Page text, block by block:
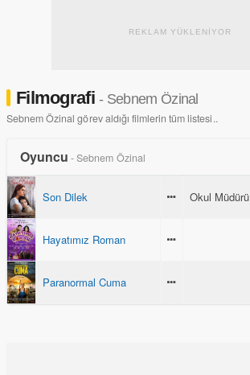
REKLAM YÜKLENİYOR
Filmografi- Sebnem Özinal
Sebnem Özinal görev aldığı filmlerin tüm listesi..
Oyuncu - Sebnem Özinal
Son Dilek Okul Müdürü
Hayatımız Roman
Paranormal Cuma